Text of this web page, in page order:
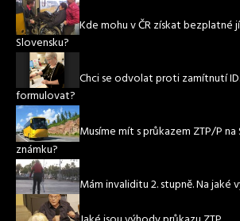
Kde mohu v ČR získat bezplatné
Slovensku?
Chci se odvolat proti zamítnutí
formulovat?
Musíme mít s průkazem ZTP/P
známku?
Mám invaliditu 2. stupně. Na jaké